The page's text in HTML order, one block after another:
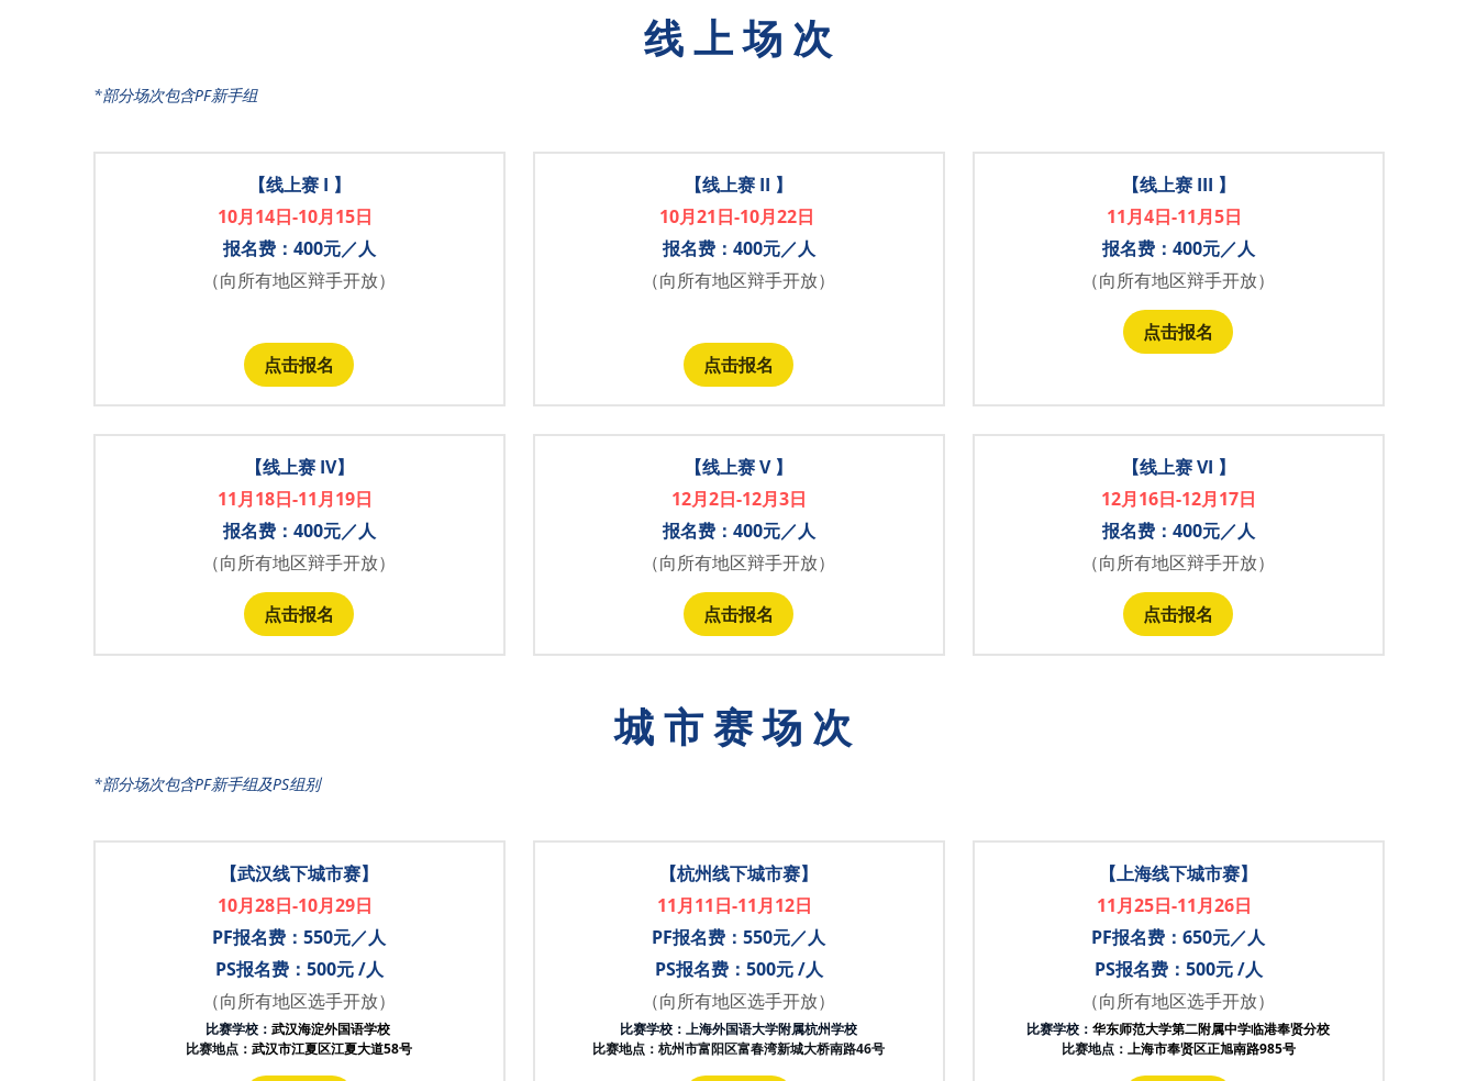
线 上 场 次
*部分场次包含PF新手组
【线上赛 I 】
10月14日-10月15日
报名费：400元／人
（向所有地区辩手开放）
点击报名
【线上赛 II 】
10月21日-10月22日
报名费：400元／人
（向所有地区辩手开放）
点击报名
【线上赛 III 】
11月4日-11月5日
报名费：400元／人
（向所有地区辩手开放）
点击报名
【线上赛 IV】
11月18日-11月19日
报名费：400元／人
（向所有地区辩手开放）
点击报名
【线上赛 V 】
12月2日-12月3日
报名费：400元／人
（向所有地区辩手开放）
点击报名
【线上赛 VI 】
12月16日-12月17日
报名费：400元／人
（向所有地区辩手开放）
点击报名
城 市 赛 场 次
*部分场次包含PF新手组及PS组别
【武汉线下城市赛】
10月28日-10月29日
PF报名费：550元／人
PS报名费：500元 /人
（向所有地区选手开放）
比赛学校： 武汉海淀外国语学校
比赛地点： 武汉市江夏区江夏大道58号
【杭州线下城市赛】
11月11日-11月12日
PF报名费：550元／人
PS报名费：500元 /人
（向所有地区选手开放）
比赛学校：上海外国语大学附属杭州学校
比赛地点：杭州市富阳区富春湾新城大桥南路46号
【上海线下城市赛】
11月25日-11月26日
PF报名费：650元／人
PS报名费：500元 /人
（向所有地区选手开放）
比赛学校： 华东师范大学第二附属中学临港奉贤分校
比赛地点： 上海市奉贤区正旭南路985号